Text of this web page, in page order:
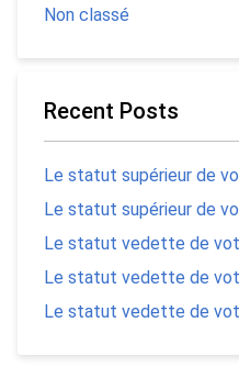
Non classé
Recent Posts
Le statut supérieur de
Le statut supérieur de
Le statut vedette de
Le statut vedette de
Le statut vedette de